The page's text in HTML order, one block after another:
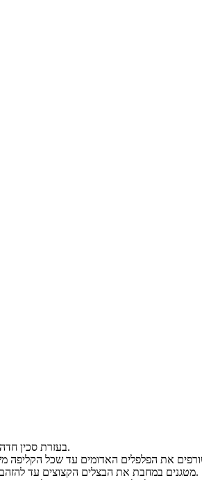
בעזרת סכין חדה קוצצים את פילה הסלמון הטרי לקוביות קטנות (חשוב לא למעוך את הדג), ומעבירים לקערה.
מטגנים במחבת את הבצלים הקצוצים עד להזהבה. מקררים ומוסיפים לתערובת בקערה, ממליחים ומפלפלים לפי הצורך, ומערבבים הכל היטב.